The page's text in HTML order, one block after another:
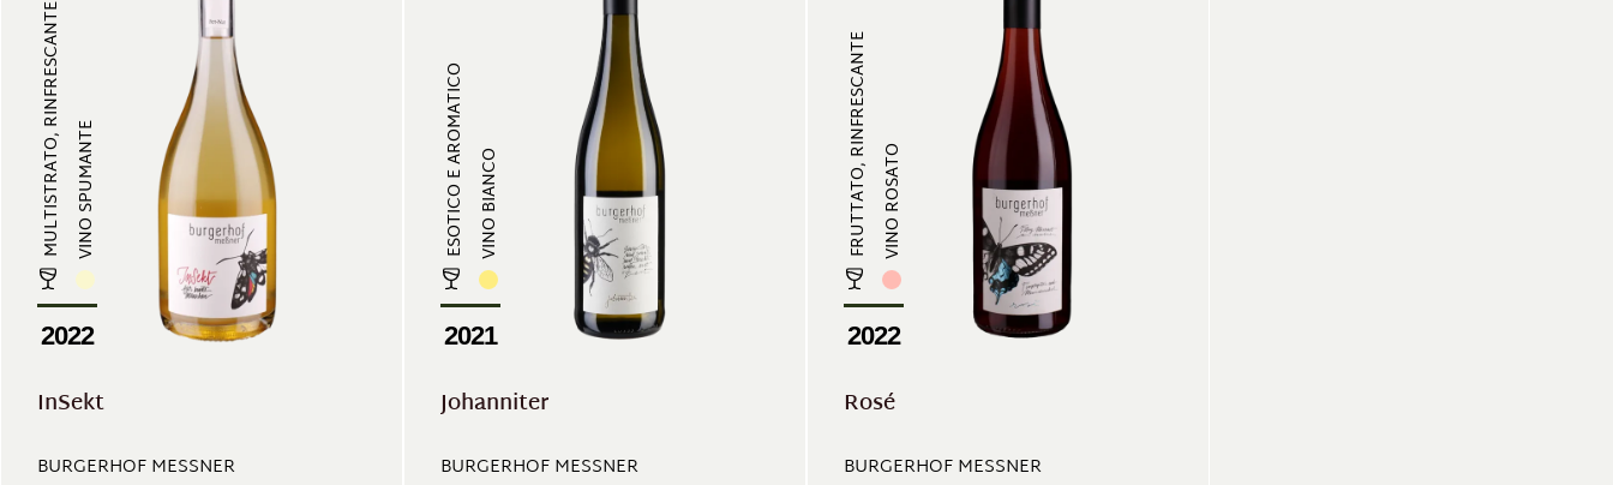
MULTISTRATO, RINFRESCANTEVINO SPUMANTE
2022
InSekt
BURGERHOF MESSNER
ESOTICO E AROMATICOVINO BIANCO
2021
Johanniter
BURGERHOF MESSNER
FRUTTATO, RINFRESCANTEVINO ROSATO
2022
Rosé
BURGERHOF MESSNER